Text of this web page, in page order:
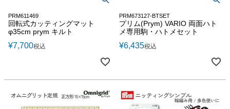
PRM611469
回転式カッティングマット
φ35cm prym キルト
¥7,700税込
PRM673127-BTSET
プリム(Prym) VARIO 両面ハト
メ専用駒・ハトメセット
¥6,435税込